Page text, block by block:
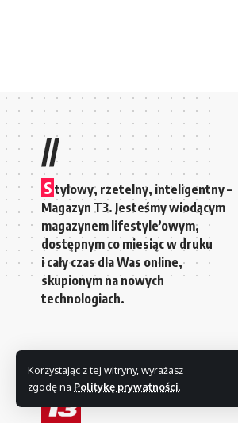
Korzystając z tej witryny, wyrażasz
zgodę na Politykę prywatności.
//
S tylowy, rzetelny, inteligentny –
Magazyn T3. Jesteśmy wiodącym
magazynem lifestyle’owym,
dostępnym co miesiąc w druku
i cały czas dla Was online,
skupionym na nowych
technologiach.